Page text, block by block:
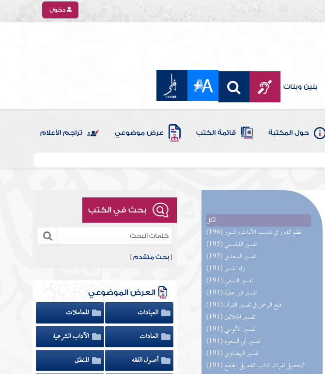
دخول
بنين وبنات
حول المكتبة قائمة الكتب عرض موضوعي تراجم الأعلام
الكل
(196) نظم الدرر في تناسب الآيات والسور
(195) تفسير القاسمي
(193) تفسير السعدي
(191) زاد المسير
(191) تفسير النسفي
(191) تفسير ابن عطية
(191) فتح الرحمن في تفسير القرآن
(191) تفسير الجلالين
(191) تفسير الألوسي
(191) تفسير أبي السعود
(191) تفسير البيضاوي
(191) التحصيل لفوائد كتاب التفصيل الجامع
بحث في الكتب
[بحث متقدم ]
العرض الموضوعي
العبادات
المعاملات
العادات
الآداب الشرعية
أصول الفقه
المنطق